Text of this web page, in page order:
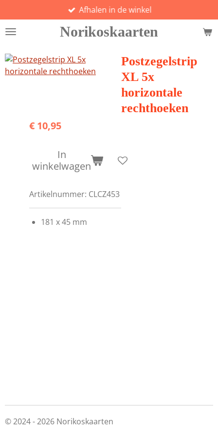
direct
naar
hoofdinhoud
Norikoskaarten
Afhalen in de winkel
Postzegelstrip
XL 5x
horizontale
rechthoeken
€ 10,95
In
winkelwagen
Artikelnummer: CLCZ453
181 x 45 mm
© 2024 - 2026 Norikoskaarten